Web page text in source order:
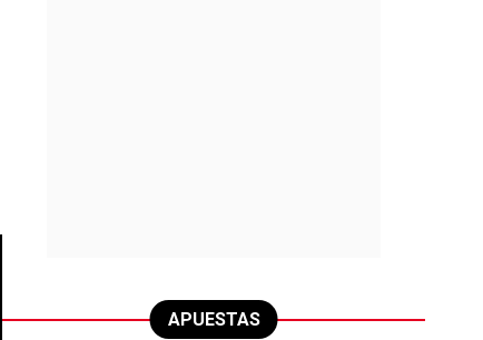
APUESTAS